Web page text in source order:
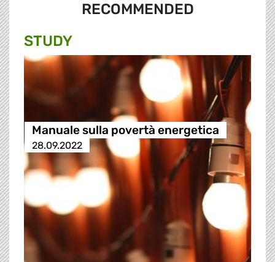
RECOMMENDED
STUDY
Manuale sulla povertà energetica
28.09.2022